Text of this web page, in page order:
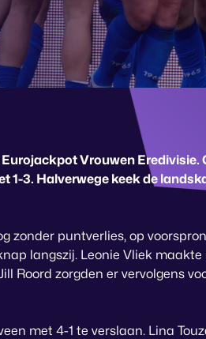
Vrouwen Eredivisie.
1-3. Halverwege keek de
zonder puntverlies, op
langszij. Leonie Vliek maakte
Roord zorgden er vervolgens
met 4-1 te verslaan. Lina